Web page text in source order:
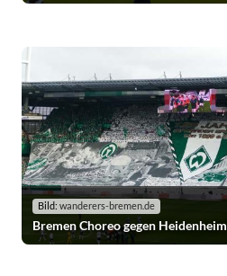
Bild: wanderers-bremen.de
Bremen Choreo gegen Heidenheim